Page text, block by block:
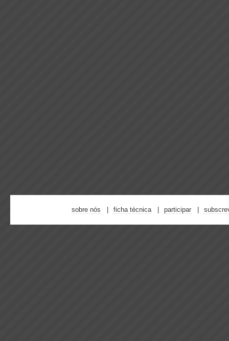
sobre nós ficha técnica participar